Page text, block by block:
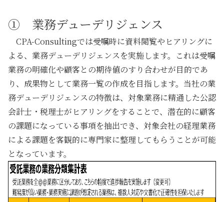
① 業務デューデリジェンス
CPA-Consultingでは受嘱時に資料閲覧やヒアリングに
よる、 業務デューデリジェンスを実施します。これは受嘱
業務の明確化や顧客との期待値のすり合わせが目的であ
り、成果物として業務一覧の作成を目指します。当社の業
務デューデリジェンスの特徴は、対象業務に精通した公認
会計士・税理士がヒアリングをすることで、 潜在的に顧客
の課題になっている事項を抽出でき、 対象会社の経理業務
による課題を客観的に専門家に整理してもらう ことが可能
となっています。